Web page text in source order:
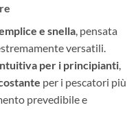
e snella, pensata
versatili.
per i principianti,
per i pescatori più
prevedibile e